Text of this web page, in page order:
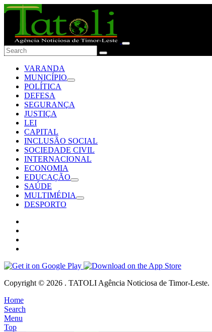
VARANDA
MUNICÍPIO
POLÍTICA
DEFESA
SEGURANÇA
JUSTIÇA
LEI
CAPITAL
INCLUSÃO SOCIAL
SOCIEDADE CIVIL
INTERNACIONAL
ECONOMIA
EDUCAÇÃO
SAÚDE
MULTIMÉDIA
DESPORTO
Copyright © 2026 . TATOLI Agência Noticiosa de Timor-Leste.
Home
Search
Menu
Top